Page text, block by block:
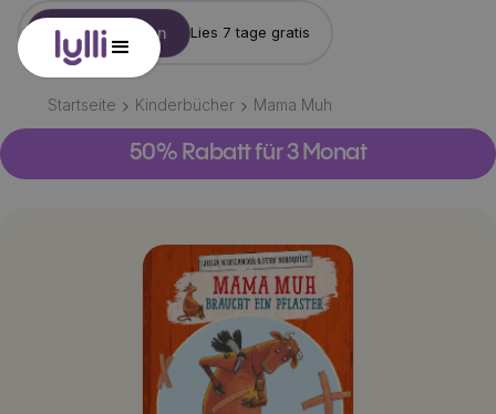
Konto erstellen Lies 7 tage gratis
Startseite Kinderbücher Mama Muh
50% Rabatt für 3 Monat